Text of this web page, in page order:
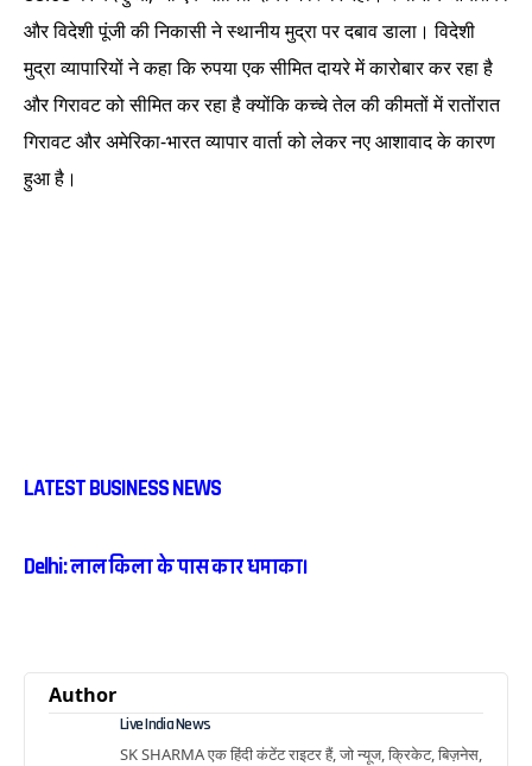
और विदेशी पूंजी की निकासी ने स्थानीय मुद्रा पर दबाव डाला। विदेशी
मुद्रा व्यापारियों ने कहा कि रुपया एक सीमित दायरे में कारोबार कर रहा है
और गिरावट को सीमित कर रहा है क्योंकि कच्चे तेल की कीमतों में रातोंरात
गिरावट और अमेरिका-भारत व्यापार वार्ता को लेकर नए आशावाद के कारण
हुआ है।
LATEST BUSINESS NEWS
Delhi: लाल किला के पास कार धमाका।
Author
Live India News
SK SHARMA एक हिंदी कंटेंट राइटर हैं, जो न्यूज, क्रिकेट, बिज़नेस,